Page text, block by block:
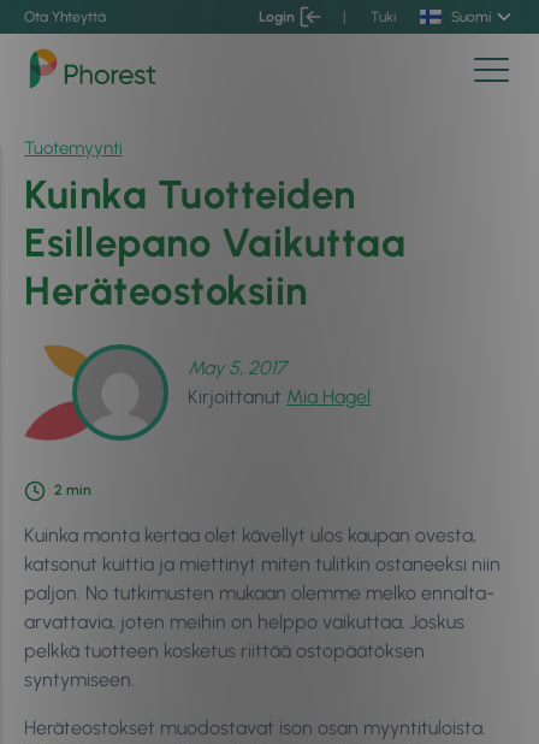
Ota Yhteyttä Login | Tuki Suomi
Tuotemyynti
Kuinka Tuotteiden
Esillepano Vaikuttaa
Heräteostoksiin
May 5, 2017
Kirjoittanut Mia Hagel
2 min
​Kuinka monta kertaa olet kävellyt ulos kaupan ovesta,
katsonut kuittia ja miettinyt miten tulitkin ostaneeksi niin
paljon. No tutkimusten mukaan olemme melko ennalta-
arvattavia, joten meihin on helppo vaikuttaa. Joskus
pelkkä tuotteen kosketus riittää ostopäätöksen
syntymiseen.
Heräteostokset muodostavat ison osan myyntituloista.